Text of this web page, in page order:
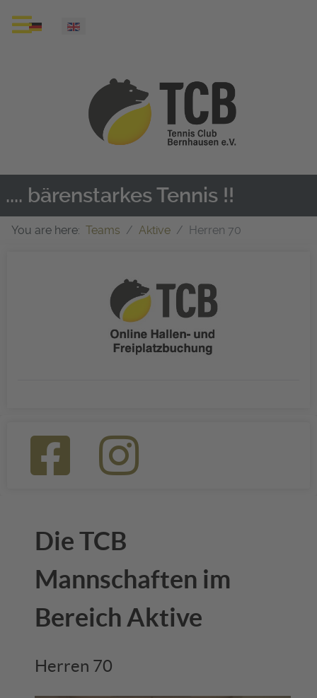
Select your language
.... bärenstarkes Tennis !!
You are here: Teams Aktive Herren 70
Die TCB
Mannschaften im
Bereich Aktive
Herren 70